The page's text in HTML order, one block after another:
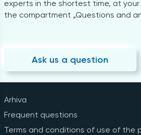
experts in the shortest time, at your
the compartment „Questions and
Ask us a question
Arhiva
Frequent questions
Terms and conditions of use of the